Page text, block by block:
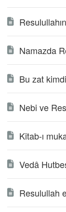
Namazda
Bu zat
Nebi ve
Kitab-ı
Vedâ
Resulullah